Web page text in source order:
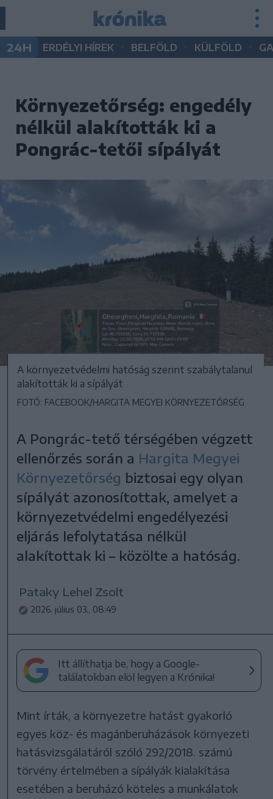
24H ERDÉLYI HÍREK BELFÖLD KÜLFÖLD
Környezetőrség: engedély
nélkül alakították ki a
Pongrác-tetői sípályát
A környezetvédelmi hatóság szerint szabálytalanul
alakították ki a sípályát
FOTÓ: FACEBOOK/HARGITA MEGYEI KÖRNYEZETŐRSÉG
A Pongrác-tető térségében végzett
ellenőrzés során a Hargita Megyei
Környezetőrség biztosai egy olyan
sípályát azonosítottak, amelyet a
környezetvédelmi engedélyezési
eljárás lefolytatása nélkül
alakítottak ki – közölte a hatóság.
Pataky Lehel Zsolt
2026. július 03., 08:49
Itt állíthatja be, hogy a Google-
találatokban elöl legyen a Krónika!
Mint írták, a környezetre hatást gyakorló
egyes köz- és magánberuházások környezeti
hatásvizsgálatáról szóló 292/2018. számú
törvény értelmében a sípályák kialakítása
esetében a beruházó köteles a munkálatok